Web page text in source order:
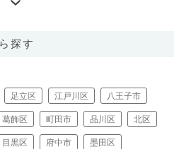
探す
足立区 江戸川区 八王子市
葛飾区 町田市 品川区 北区
目黒区 府中市 墨田区